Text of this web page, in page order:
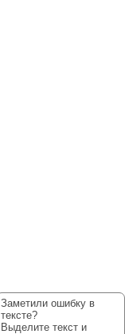
Заметили ошибку в
тексте?
Выделите текст и